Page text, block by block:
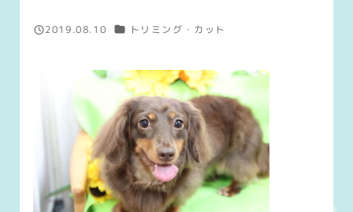
投稿日
2019.08.10 カテゴリー
トリミング・カット